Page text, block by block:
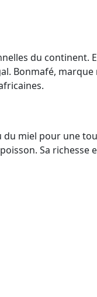
du continent.
Bonmafé,
miel pour une
Sa richesse